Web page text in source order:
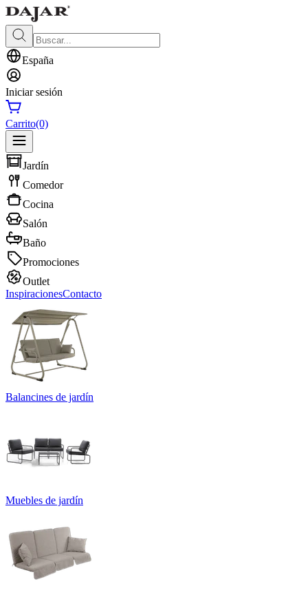
España
Iniciar sesión
Carrito(0)
Jardín
Comedor
Cocina
Salón
Baño
Promociones
Outlet
InspiracionesContacto
Balancines de jardín
Muebles de jardín